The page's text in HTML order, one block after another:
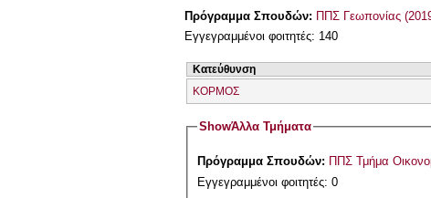
Πρόγραμμα Σπουδών: ΠΠΣ Γεωπονίας
Εγγεγραμμένοι φοιτητές: 140
Κατεύθυνση
ΚΟΡΜΟΣ
ShowΆλλα Τμήματα
Πρόγραμμα Σπουδών: ΠΠΣ Τμήμα
Εγγεγραμμένοι φοιτητές: 0